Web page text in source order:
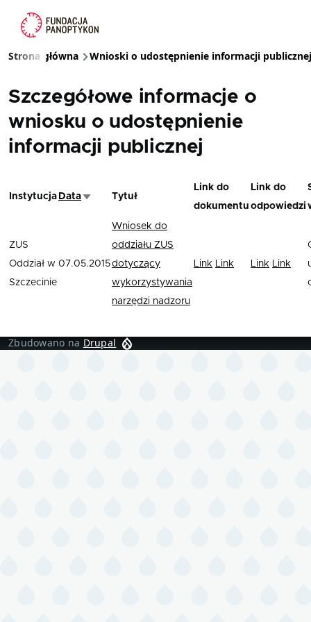
Ścieżka nawigacyjna
Strona główna Wnioski o udostępnienie informacji publicznej
Szczegółowe informacje o
wniosku o udostępnienie
informacji publicznej
Instytucja DataSortuj rosnąco
Tytuł
Link do
dokumentu
Link do
odpowiedzi
ZUS
Oddział w
Szczecinie
07.05.2015
Wniosek do
oddziału ZUS
dotyczący
wykorzystywania
narzędzi nadzoru
Link Link Link Link
Zbudowano na Drupal